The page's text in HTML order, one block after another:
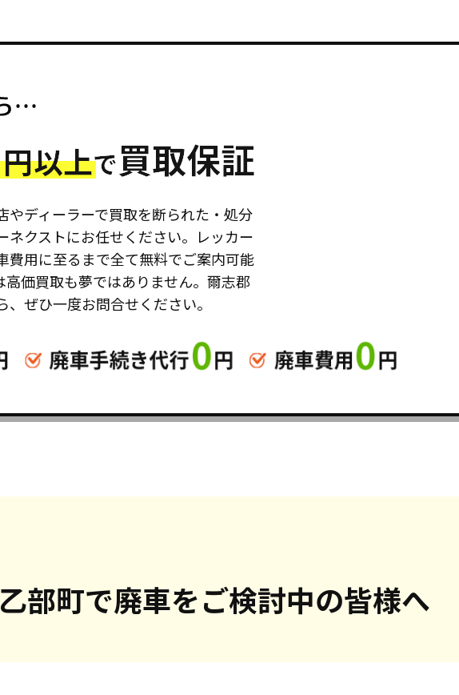
やディーラーで買取を断られた・処分
ネクストにお任せください。レッカー
費用に至るまで全て無料でご案内可能
価買取も夢ではありません。爾志郡
ぜひ一度お問合せください。
部町で廃車をご検討中の皆様へ